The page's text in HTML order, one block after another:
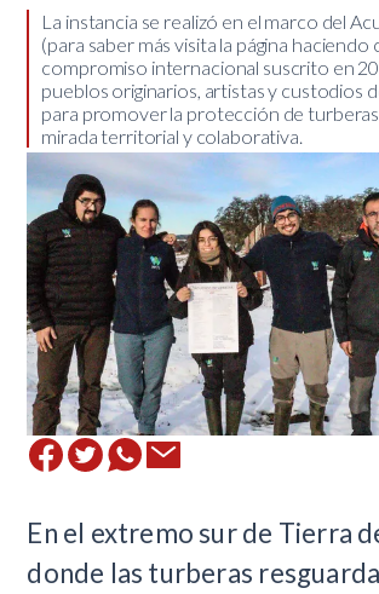
La instancia se realizó en el marco del
(para saber más visita la página haciendo
compromiso internacional suscrito en
pueblos originarios, artistas y custodios
para promover la protección de
mirada territorial y colaborativa.
​En el extremo sur de Tierra
donde las turberas